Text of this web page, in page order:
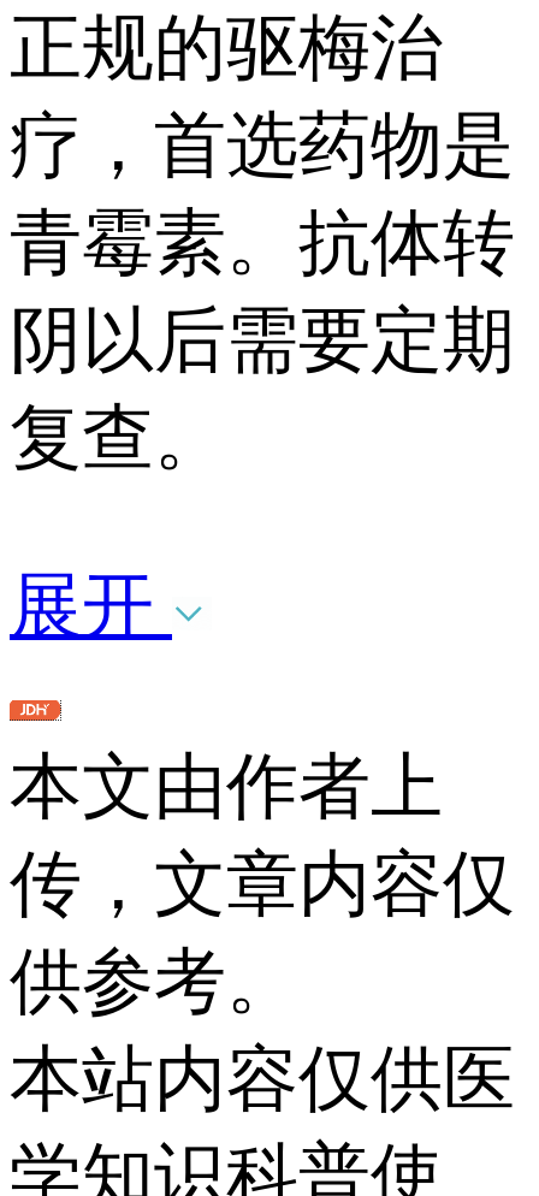
正规的驱梅治
疗，首选药物是
青霉素。抗体转
阴以后需要定期
复查。
展开
本文由作者上
传，文章内容仅
供参考。
本站内容仅供医
学知识科普使